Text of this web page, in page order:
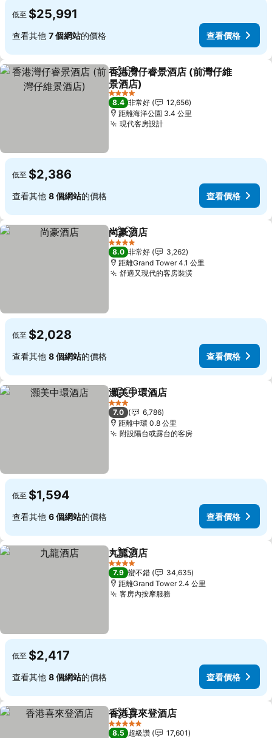
低至 $25,991
查看其他 7 個網站的價格 查看價格
分享 加入我的最愛
香港灣仔睿景酒店 (前灣仔維
景酒店)
查看價格
4 星級
8.4 非常好
12,656
距離海洋公園 3.4 公里
現代客房設計查看價格
低至 $2,386
查看其他 8 個網站的價格 查看價格
分享 加入我的最愛
尚豪酒店
4 星級
8.0 非常好
3,262
距離Grand Tower 4.1 公里
舒適又現代的客房裝潢查看價格
低至 $2,028
查看其他 8 個網站的價格 查看價格
分享 加入我的最愛
灝美中環酒店
3 星級
7.0
6,786
距離中環 0.8 公里
附設陽台或露台的客房查看價格
低至 $1,594
查看其他 6 個網站的價格 查看價格
分享 加入我的最愛
九龍酒店
4 星級
7.9 蠻不錯
34,635
距離Grand Tower 2.4 公里
客房內按摩服務
低至 $2,417
查看其他 8 個網站的價格 查看價格
分享 加入我的最愛
香港喜來登酒店
5 星級
8.5 超級讚
17,601